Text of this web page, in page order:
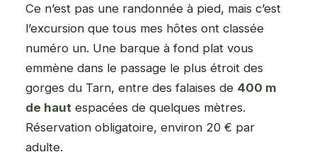
Ce n’est pas une randonnée à pied, mais c’est
l’excursion que tous mes hôtes ont classée
numéro un. Une barque à fond plat vous
emmène dans le passage le plus étroit des
gorges du Tarn, entre des falaises de 400 m
de haut espacées de quelques mètres.
Réservation obligatoire, environ 20 € par
adulte.